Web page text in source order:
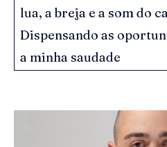
lua, a breja e a som do
Dispensando as
a minha saudade